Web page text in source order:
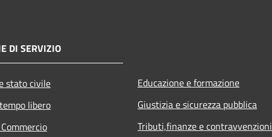
DI SERVIZIO
stato civile
libero
Educazione e formazione
Giustizia e sicurezza pubblica
Tributi,finanze e contravvenzioni